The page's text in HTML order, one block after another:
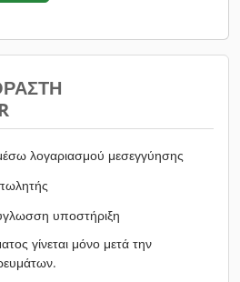
λογαριασμού μεσεγγύησης
υποστήριξη
γίνεται μόνο μετά την